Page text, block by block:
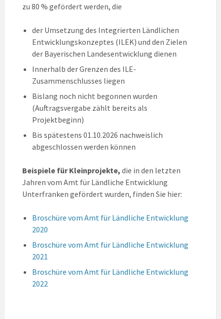
zu 80 % gefördert werden, die
der Umsetzung des Integrierten Ländlichen
Entwicklungskonzeptes (ILEK) und den Zielen
der Bayerischen Landesentwicklung dienen
Innerhalb der Grenzen des ILE-
Zusammenschlusses liegen
Bislang noch nicht begonnen wurden
(Auftragsvergabe zählt bereits als
Projektbeginn)
Bis spätestens 01.10.2026 nachweislich
abgeschlossen werden können
Beispiele für Kleinprojekte, die in den letzten
Jahren vom Amt für Ländliche Entwicklung
Unterfranken gefördert wurden, finden Sie hier:
Broschüre vom Amt für Ländliche Entwicklung
2020
Broschüre vom Amt für Ländliche Entwicklung
2021
Broschüre vom Amt für Ländliche Entwicklung
2022